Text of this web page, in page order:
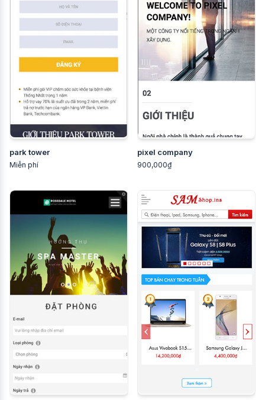
park tower
Miễn phí
pixel company
900,000₫